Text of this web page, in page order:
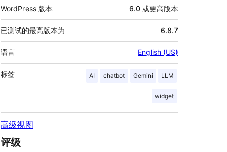
WordPress 版本 6.0 或更高版本
已测试的最高版本为 6.8.7
语言 English (US)
标签 AI chatbot Gemini LLM
widget
高级视图
评级